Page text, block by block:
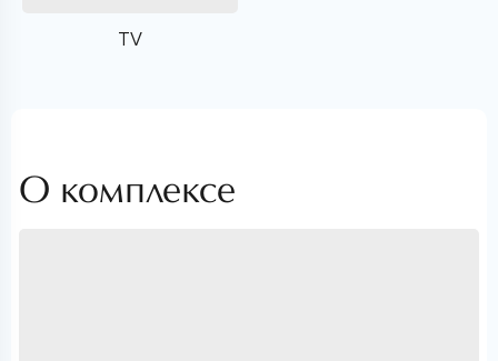
TV
О комплексе